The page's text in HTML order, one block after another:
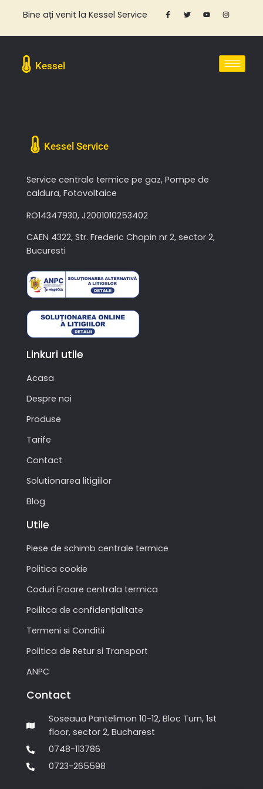
Bine ați venit la Kessel Service
Kessel
Kessel Service
Service centrale termice pe gaz, Pompe de
caldura, Fotovoltaice
RO14347930, J2001010253402
CAEN 4322, Str. Frederic Chopin nr 2, sector 2,
Bucuresti
Linkuri utile
Acasa
Despre noi
Produse
Tarife
Contact
Solutionarea litigiilor
Blog
Utile
Piese de schimb centrale termice
Politica cookie
Coduri Eroare centrala termica
Poilitca de confidențialitate
Termeni si Conditii
Politica de Retur si Transport
ANPC
Contact
Soseaua Pantelimon 10-12, Bloc Turn, 1st
floor, sector 2, Bucharest
0748-113786
0723-265598